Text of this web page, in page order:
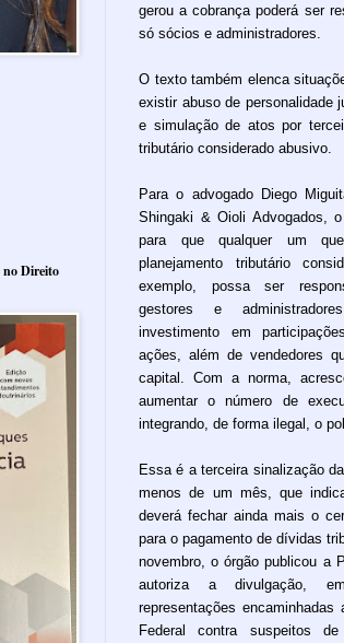
gerou a cobrança poderá ser
só sócios e administradores.
O texto também elenca
existir abuso de personalidade
e simulação de atos por
tributário considerado abusivo.
Para o advogado Diego
Shingaki & Oioli Advogados,
para que qualquer um
planejamento tributário
exemplo, possa ser
gestores e
investimento em
ações, além de vendedores
capital. Com a norma,
aumentar o número de
integrando, de forma ilegal, o
Essa é a terceira sinalização
menos de um mês, que
deverá fechar ainda mais o
para o pagamento de dívidas
novembro, o órgão publicou a
autoriza a divulgação,
representações
Federal contra suspeitos
no Direito